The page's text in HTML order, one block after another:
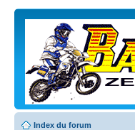
Index du forum